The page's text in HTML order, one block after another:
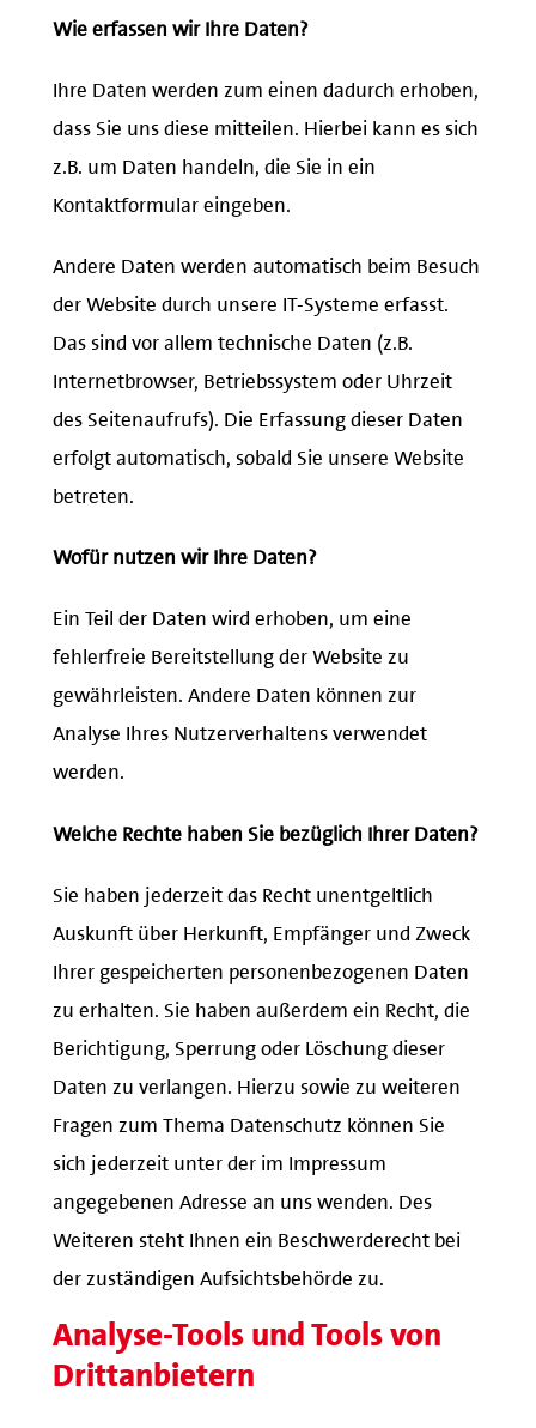
Wie erfassen wir Ihre Daten?
Ihre Daten werden zum einen dadurch erhoben,
dass Sie uns diese mitteilen. Hierbei kann es sich
z.B. um Daten handeln, die Sie in ein
Kontaktformular eingeben.
Andere Daten werden automatisch beim Besuch
der Website durch unsere IT-Systeme erfasst.
Das sind vor allem technische Daten (z.B.
Internetbrowser, Betriebssystem oder Uhrzeit
des Seitenaufrufs). Die Erfassung dieser Daten
erfolgt automatisch, sobald Sie unsere Website
betreten.
Wofür nutzen wir Ihre Daten?
Ein Teil der Daten wird erhoben, um eine
fehlerfreie Bereitstellung der Website zu
gewährleisten. Andere Daten können zur
Analyse Ihres Nutzerverhaltens verwendet
werden.
Welche Rechte haben Sie bezüglich Ihrer Daten?
Sie haben jederzeit das Recht unentgeltlich
Auskunft über Herkunft, Empfänger und Zweck
Ihrer gespeicherten personenbezogenen Daten
zu erhalten. Sie haben außerdem ein Recht, die
Berichtigung, Sperrung oder Löschung dieser
Daten zu verlangen. Hierzu sowie zu weiteren
Fragen zum Thema Datenschutz können Sie
sich jederzeit unter der im Impressum
angegebenen Adresse an uns wenden. Des
Weiteren steht Ihnen ein Beschwerderecht bei
der zuständigen Aufsichtsbehörde zu.
Analyse-Tools und Tools von
Drittanbietern